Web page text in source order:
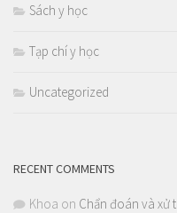
Sách y học
Tạp chí y học
Uncategorized
RECENT COMMENTS
Khoa on Chẩn đoán và xử